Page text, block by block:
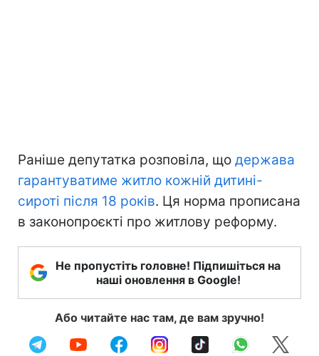
Раніше депутатка розповіла, що держава
гарантуватиме житло кожній дитині-
сироті після 18 років. Ця норма прописана
в законопроєкті про житлову реформу.
Не пропустіть головне! Підпишіться на
наші оновлення в Google!
Або читайте нас там, де вам зручно!